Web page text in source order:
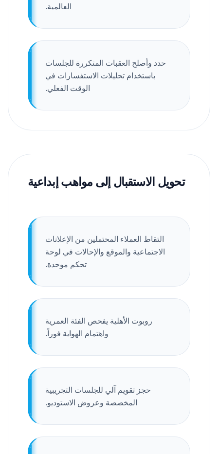
العالمية.
حدد وأصلح العقبات المتكررة للجلسات
باستخدام تحليلات الاستفسارات في
الوقت الفعلي.
تحويل الاستقبال إلى مواهب إبداعية
التقاط العملاء المحتملين من الإعلانات
الاجتماعية والموقع والإحالات في لوحة
تحكم موحدة.
روبوت الأهلية يفحص الفئة العمرية
واهتمام الهواية فوراً.
حجز تقويم آلي للجلسات التجريبية
المخصصة وعروض الاستوديو.